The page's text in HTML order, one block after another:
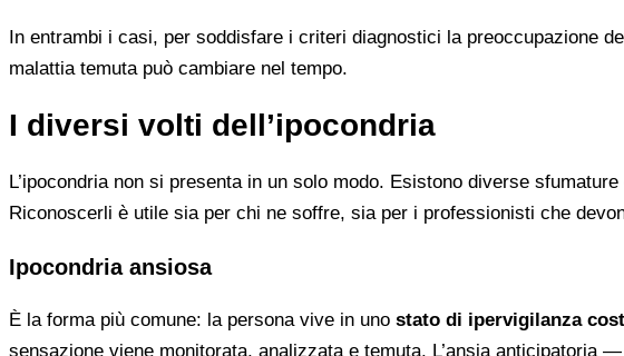
In entrambi i casi, per soddisfare i criteri diagnostici la preoccupazione
malattia temuta può cambiare nel tempo.
I diversi volti dell’ipocondria
L’ipocondria non si presenta in un solo modo. Esistono diverse
Riconoscerli è utile sia per chi ne soffre, sia per i professionisti che
Ipocondria ansiosa
È la forma più comune: la persona vive in uno stato di ipervigilanza
sensazione viene monitorata, analizzata e temuta. L’ansia anticipatoria